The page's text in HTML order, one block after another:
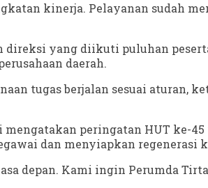
kinerja. Pelayanan sudah
yang diikuti puluhan
daerah.
tugas berjalan sesuai aturan,
peringatan HUT ke-
dan menyiapkan regenerasi
depan. Kami ingin Perumda